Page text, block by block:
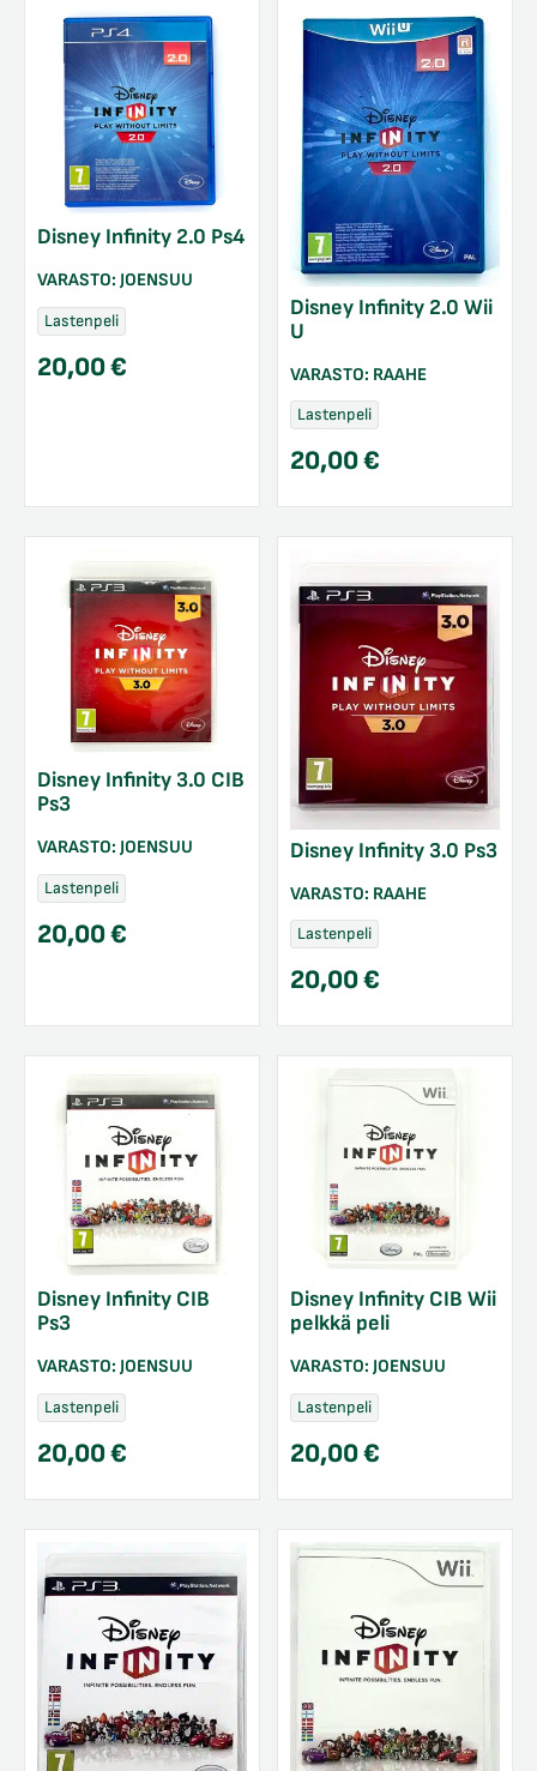
Disney Infinity 2.0 Ps4
VARASTO: JOENSUU
Lastenpeli
20,00€
Disney Infinity 2.0 Wii
U
VARASTO: RAAHE
Lastenpeli
20,00€
Disney Infinity 3.0 CIB
Ps3
VARASTO: JOENSUU
Lastenpeli
20,00€
Disney Infinity 3.0 Ps3
VARASTO: RAAHE
Lastenpeli
20,00€
Disney Infinity CIB
Ps3
VARASTO: JOENSUU
Lastenpeli
20,00€
Disney Infinity CIB Wii
pelkkä peli
VARASTO: JOENSUU
Lastenpeli
20,00€